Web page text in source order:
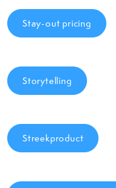
Stay-out pricing
Storytelling
Streekproduct